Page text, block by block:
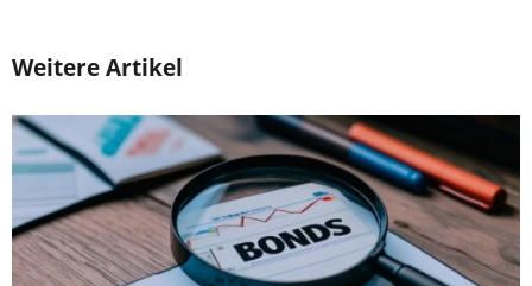
Weitere Artikel